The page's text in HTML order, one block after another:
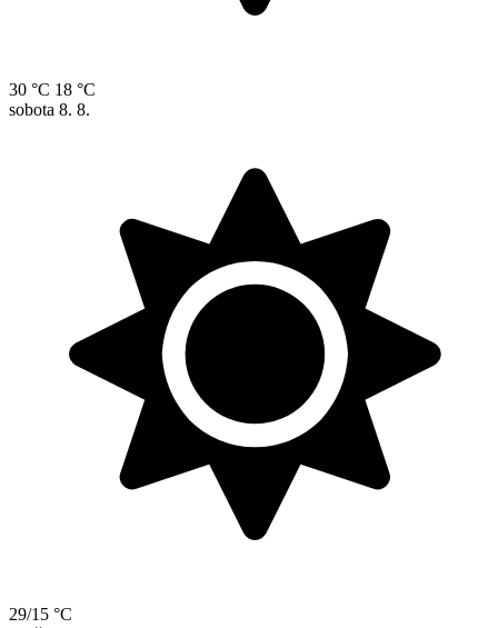
30 °C 18 °C
sobota 8. 8.
29/15 °C